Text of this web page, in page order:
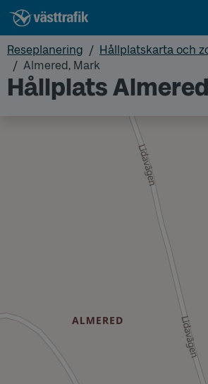
Reseplanering
Hållplatskarta och
Almered, Mark
Hållplats